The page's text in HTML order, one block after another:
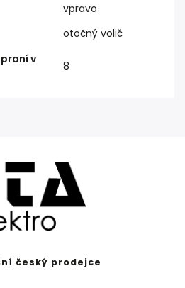
vpravo
otočný volič
v
8
český prodejce